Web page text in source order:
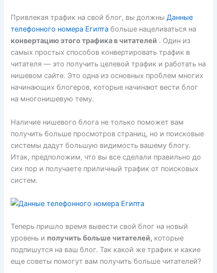
Привлекая трафик на свой блог, вы должныДанные
телефонного номера Египта больше нацеливаться на
конвертацию этого трафика в читателей . Один из
самых простых способов конвертировать трафик в
читателя — это получить целевой трафик и работать на
нишевом сайте. Это одна из основных проблем многих
начинающих блогеров, которые начинают вести блог
на многонишевую тему.
Наличие нишевого блога не только поможет вам
получить больше просмотров страниц, но и поисковые
системы дадут большую видимость вашему блогу.
Итак, предположим, что вы все сделали правильно до
сих пор и получаете приличный трафик от поисковых
систем.
Теперь пришло время вывести свой блог на новый
уровень и получить больше читателей, которые
подпишутся на ваш блог. Так какой же трафик и какие
еще советы помогут вам получить больше читателей?